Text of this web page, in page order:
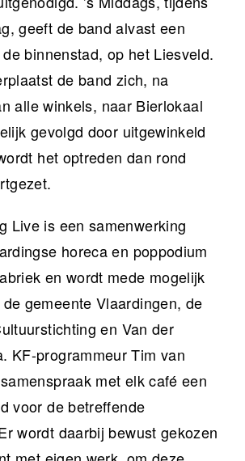
geeft de band alvast een
binnenstad, op het Liesveld.
de band zich, na
alle winkels, naar Bierlokaal
gevolgd door uitgewinkeld
het optreden dan rond
Live is een samenwerking
horeca en poppodium
en wordt mede mogelijk
gemeente Vlaardingen, de
en Van der
KF-programmeur Tim van
met elk café een
voor de betreffende
wordt daarbij bewust gekozen